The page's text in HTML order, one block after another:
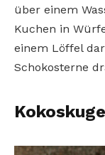
über einem
Kuchen in
einem Löffel
Schokosterne